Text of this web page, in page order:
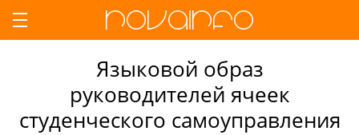
Языковой образ
руководителей ячеек
студенческого самоуправления